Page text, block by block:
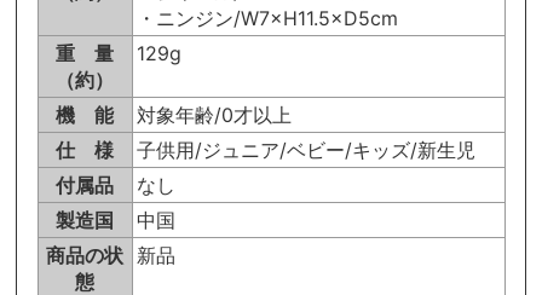
・ニンジン/W7×H11.5×D5cm
重 量
（約）
129g
機 能
対象年齢/0才以上
仕 様
子供用/ジュニア/ベビー/キッズ/新生児
付属品
なし
製造国
中国
商品の状
態
新品